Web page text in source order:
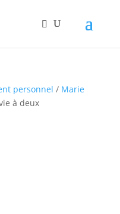
personnel / Marie
à deux